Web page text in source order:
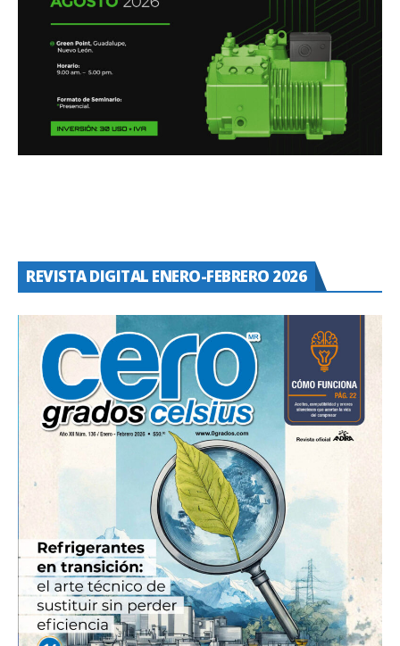
REVISTA DIGITAL ENERO-FEBRERO 2026